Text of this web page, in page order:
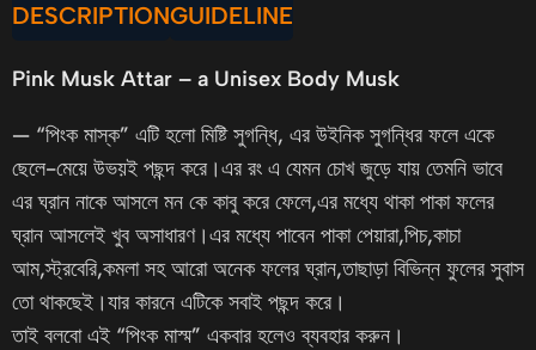
DESCRIPTIONGUIDELINE
Pink Musk Attar – a Unisex Body Musk
— “পিংক মাস্ক” এটি হলো মিষ্টি সুগন্ধি, এর উইনিক সুগন্ধির ফলে একে
ছেলে-মেয়ে উভয়ই পছন্দ করে।এর রং এ যেমন চোখ জুড়ে যায় তেমনি ভাবে
এর ঘ্রান নাকে আসলে মন কে কাবু করে ফেলে,এর মধ্যে থাকা পাকা ফলের
ঘ্রান আসলেই খুব অসাধারণ।এর মধ্যে পাবেন পাকা পেয়ারা,পিচ,কাচা
আম,স্ট্রবেরি,কমলা সহ আরো অনেক ফলের ঘ্রান,তাছাড়া বিভিন্ন ফুলের সুবাস
তো থাকছেই।যার কারনে এটিকে সবাই পছন্দ করে।
তাই বলবো এই “পিংক মাস্ম” একবার হলেও ব্যবহার করুন।